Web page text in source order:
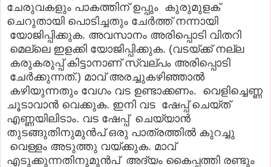
ചേരുവകളും പാകത്തിന് ഉപ്പും കുരുമുളക്
ചെറുതായി പൊടിച്ചതും ചേർത്ത് നന്നായി
യോജിപ്പിക്കുക. അവസാനം അരിപ്പൊടി വിതറി
മെല്ലെ ഇളക്കി യോജിപ്പിക്കുക. (വടയ്ക്ക് നല്ല
കരുകരുപ്പ് കിട്ടാനാണ് സ്വല്പം അരിപ്പൊടി
ചേർക്കുന്നത്.) മാവ് അരച്ചുകഴിഞ്ഞാൽ
കഴിയുന്നതും വേഗം വട ഉണ്ടാക്കണം. വെളിച്ചെണ്ണ
ചൂടാവാൻ വെക്കുക. ഇനി വട ഷേപ്പ് ചെയ്ത്
എണ്ണയിലിടാം. വട ഷേപ്പ് ചെയ്യാൻ
തുടങ്ങുതിനുമുൻപ് ഒരു പാത്രത്തിൽ കുറച്ചു
വെള്ളം അടുത്തു വയ്ക്കുക. മാവ്
എടുക്കുന്നതിനുമുൻപ് അദ്യം കൈപ്പത്തി രണ്ടും